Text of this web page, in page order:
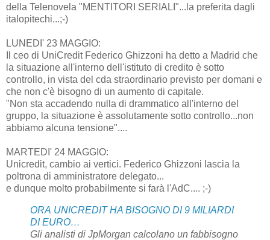
della Telenovela "MENTITORI SERIALI"...la preferita dagli
italopitechi...;-)
LUNEDI' 23 MAGGIO:
Il ceo di UniCredit Federico Ghizzoni ha detto a Madrid che
la situazione all'interno dell'istituto di credito è sotto
controllo, in vista del cda straordinario previsto per domani e
che non c'è bisogno di un aumento di capitale.
"Non sta accadendo nulla di drammatico all'interno del
gruppo, la situazione è assolutamente sotto controllo...non
abbiamo alcuna tensione"....
MARTEDI' 24 MAGGIO:
Unicredit, cambio ai vertici. Federico Ghizzoni lascia la
poltrona di amministratore delegato...
e dunque molto probabilmente si farà l'AdC.... ;-)
ORA UNICREDIT HA BISOGNO DI 9 MILIARDI
DI EURO…
Gli analisti di JpMorgan calcolano un fabbisogno